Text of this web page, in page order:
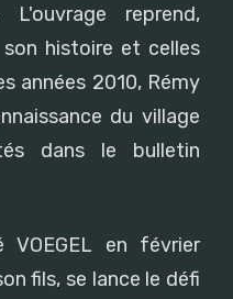
reprend,
histoire et celles
années 2010, Rémy
du village
dans le bulletin
VOEGEL en février
fils, se lance le défi